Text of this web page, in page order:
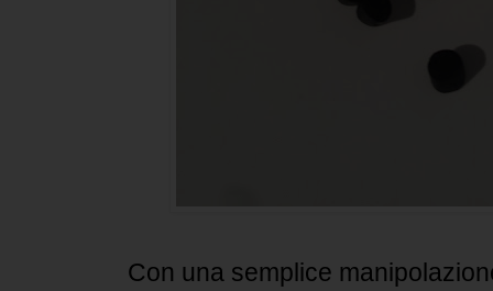
Con una semplice